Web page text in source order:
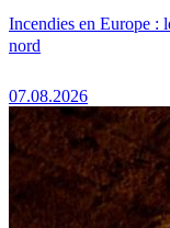
Incendies en Europe :
nord
07.08.2026